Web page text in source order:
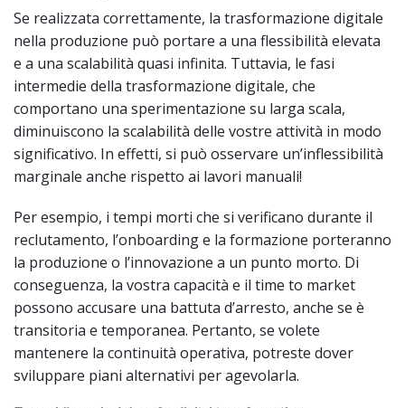
Se realizzata correttamente, la trasformazione digitale
nella produzione può portare a una flessibilità elevata
e a una scalabilità quasi infinita. Tuttavia, le fasi
intermedie della trasformazione digitale, che
comportano una sperimentazione su larga scala,
diminuiscono la scalabilità delle vostre attività in modo
significativo. In effetti, si può osservare un’inflessibilità
marginale anche rispetto ai lavori manuali!
Per esempio, i tempi morti che si verificano durante il
reclutamento, l’onboarding e la formazione porteranno
la produzione o l’innovazione a un punto morto. Di
conseguenza, la vostra capacità e il time to market
possono accusare una battuta d’arresto, anche se è
transitoria e temporanea. Pertanto, se volete
mantenere la continuità operativa, potreste dover
sviluppare piani alternativi per agevolarla.